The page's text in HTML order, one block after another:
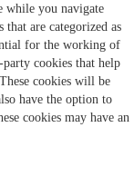
while you navigate
are categorized as
for the working of
cookies that help
cookies will be
have the option to
cookies may have an